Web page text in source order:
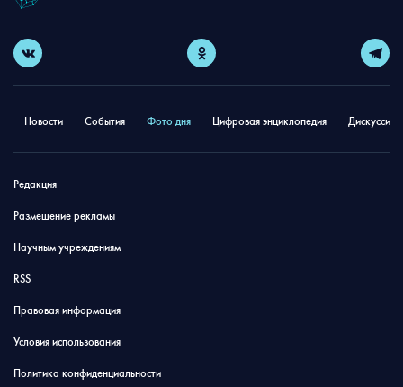
Новости События Фото дня Цифровая энциклопедия
Редакция
Размещение рекламы
Научным учреждениям
RSS
Правовая информация
Условия использования
Политика конфиденциальности